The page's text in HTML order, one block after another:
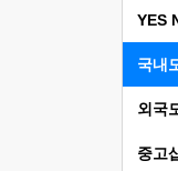
YES
국내
외국
중고